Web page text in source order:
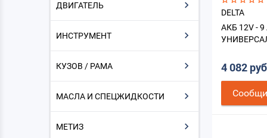
ДВИГАТЕЛЬ
ИНСТРУМЕНТ
КУЗОВ / РАМА
МАСЛА И СПЕЦЖИДКОСТИ
МЕТИЗ
DELTA
АКБ 12V - 9
4 082